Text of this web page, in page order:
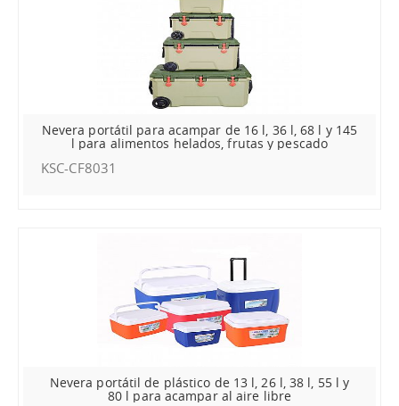
Nevera portátil para acampar de 16 l, 36 l, 68 l y 145
l para alimentos helados, frutas y pescado
KSC-CF8031
Nevera portátil de plástico de 13 l, 26 l, 38 l, 55 l y
80 l para acampar al aire libre